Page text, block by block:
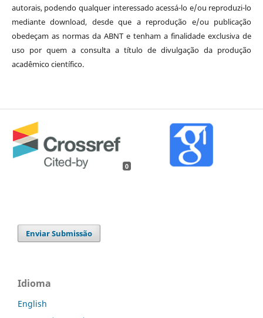
autorais, podendo qualquer interessado acessá-lo e/ou reproduzi-lo
mediante download, desde que a reprodução e/ou publicação
obedeçam as normas da ABNT e tenham a finalidade exclusiva de
uso por quem a consulta a título de divulgação da produção
acadêmico científico.
0
Enviar Submissão
Idioma
English